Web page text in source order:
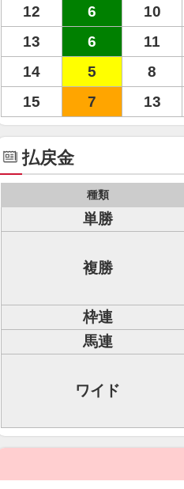
12
6 10
13
6 11
14
5 8
15
7 13
払戻金
種類
単勝
複勝
枠連
馬連
ワイド